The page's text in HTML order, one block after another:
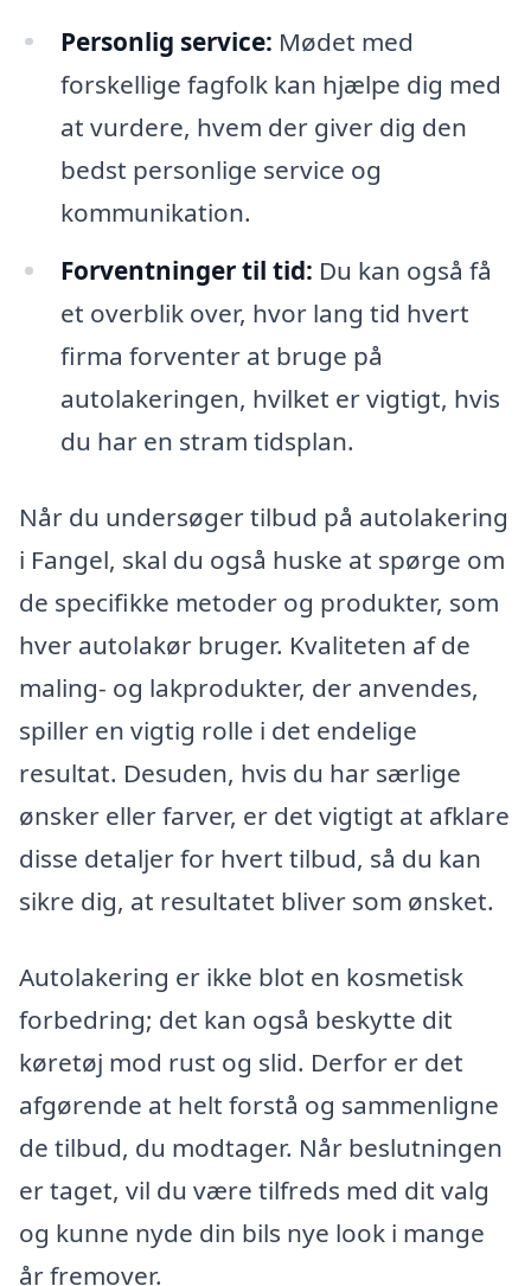
Personlig service: Mødet med
forskellige fagfolk kan hjælpe dig med
at vurdere, hvem der giver dig den
bedst personlige service og
kommunikation.
Forventninger til tid: Du kan også få
et overblik over, hvor lang tid hvert
firma forventer at bruge på
autolakeringen, hvilket er vigtigt, hvis
du har en stram tidsplan.
Når du undersøger tilbud på autolakering
i Fangel, skal du også huske at spørge om
de specifikke metoder og produkter, som
hver autolakør bruger. Kvaliteten af de
maling- og lakprodukter, der anvendes,
spiller en vigtig rolle i det endelige
resultat. Desuden, hvis du har særlige
ønsker eller farver, er det vigtigt at afklare
disse detaljer for hvert tilbud, så du kan
sikre dig, at resultatet bliver som ønsket.
Autolakering er ikke blot en kosmetisk
forbedring; det kan også beskytte dit
køretøj mod rust og slid. Derfor er det
afgørende at helt forstå og sammenligne
de tilbud, du modtager. Når beslutningen
er taget, vil du være tilfreds med dit valg
og kunne nyde din bils nye look i mange
år fremover.